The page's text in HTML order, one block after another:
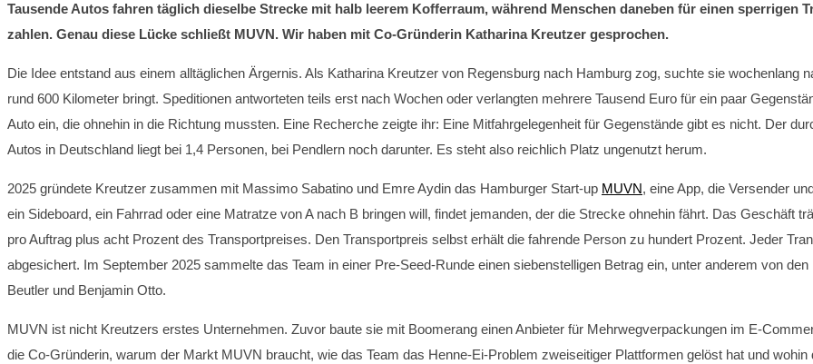
Tausende Autos fahren täglich dieselbe Strecke mit halb leerem Kofferraum, während Menschen daneben für einen sperrigen
zahlen. Genau diese Lücke schließt MUVN. Wir haben mit Co-Gründerin Katharina Kreutzer gesprochen.
Die Idee entstand aus einem alltäglichen Ärgernis. Als Katharina Kreutzer von Regensburg nach Hamburg zog, suchte sie wochenlang
rund 600 Kilometer bringt. Speditionen antworteten teils erst nach Wochen oder verlangten mehrere Tausend Euro für ein paar
Auto ein, die ohnehin in die Richtung mussten. Eine Recherche zeigte ihr: Eine Mitfahrgelegenheit für Gegenstände gibt es nicht. Der
Autos in Deutschland liegt bei 1,4 Personen, bei Pendlern noch darunter. Es steht also reichlich Platz ungenutzt herum.
2025 gründete Kreutzer zusammen mit Massimo Sabatino und Emre Aydin das Hamburger Start-up MUVN, eine App, die Versender
ein Sideboard, ein Fahrrad oder eine Matratze von A nach B bringen will, findet jemanden, der die Strecke ohnehin fährt. Das Geschäft
pro Auftrag plus acht Prozent des Transportpreises. Den Transportpreis selbst erhält die fahrende Person zu hundert Prozent. Jeder
abgesichert. Im September 2025 sammelte das Team in einer Pre-Seed-Runde einen siebenstelligen Betrag ein, unter anderem von
Beutler und Benjamin Otto.
MUVN ist nicht Kreutzers erstes Unternehmen. Zuvor baute sie mit Boomerang einen Anbieter für Mehrwegverpackungen im E-
die Co-Gründerin, warum der Markt MUVN braucht, wie das Team das Henne-Ei-Problem zweiseitiger Plattformen gelöst hat und wohin